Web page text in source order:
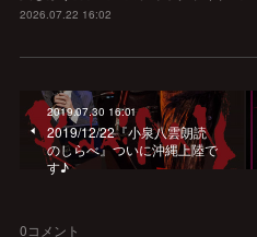
2026.07.22 16:02
2019.07.30 16:01
2019/12/22『小泉八雲朗読
のしらべ』ついに沖縄上陸で
す♪
0コメント